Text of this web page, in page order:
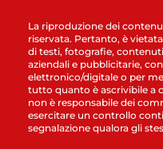
La riproduzione dei
riservata. Pertanto, è
di testi, fotografie,
aziendali e pubblicitarie,
elettronico/digitale o per
tutto quanto è ascrivibile a
non è responsabile dei
esercitare un controllo
segnalazione qualora gli